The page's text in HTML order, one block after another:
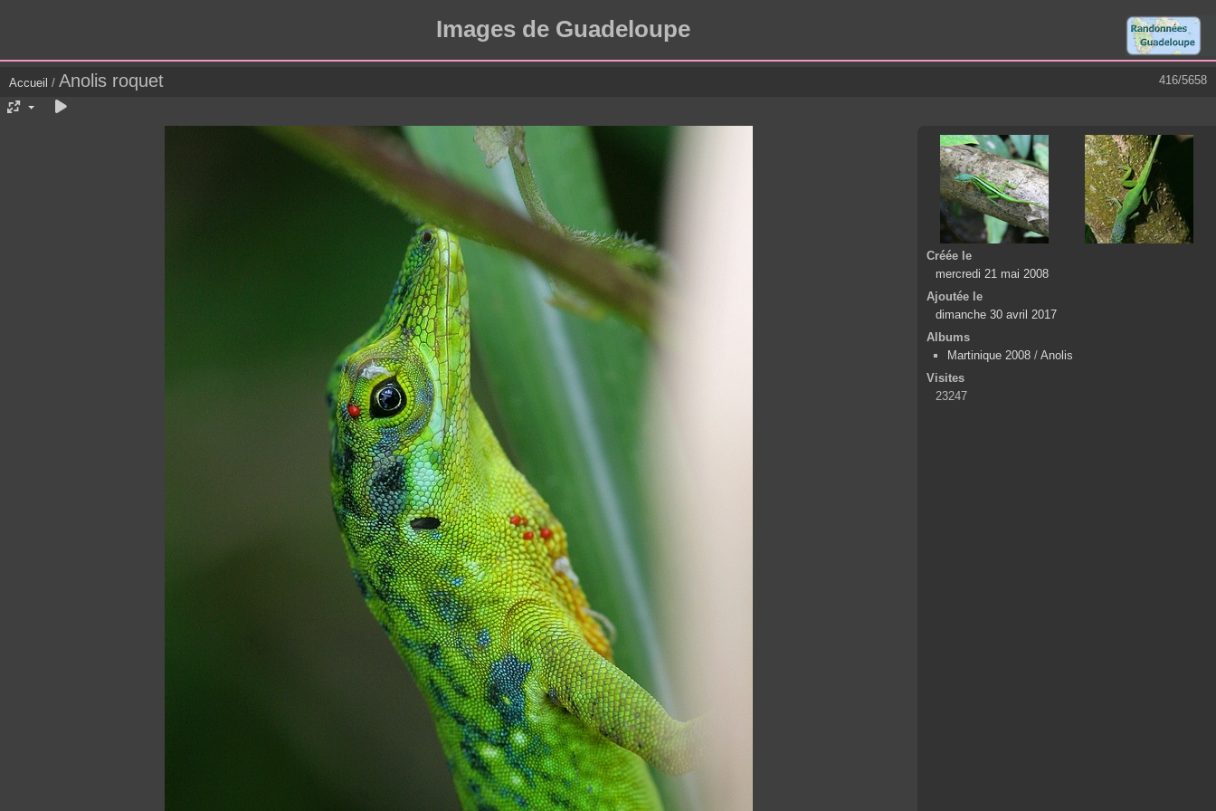
Images de Guadeloupe
416/5658
Accueil / Anolis roquet
Créée le
mercredi 21 mai 2008
Ajoutée le
dimanche 30 avril 2017
Albums
Martinique 2008 / Anolis
Visites
23247